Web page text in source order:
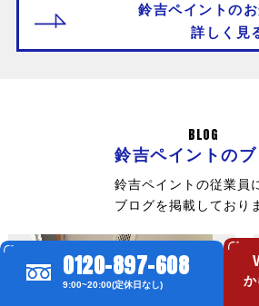
鈴吉ペイントの
詳しく見
BLOG
鈴吉ペイントの
鈴吉ペイントの従業員
ブログを掲載しており
0120-897-608
9:00~20:00(定休日なし) か